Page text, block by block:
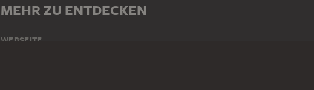
MEHR ZU ENTDECKEN
WEBSEITE